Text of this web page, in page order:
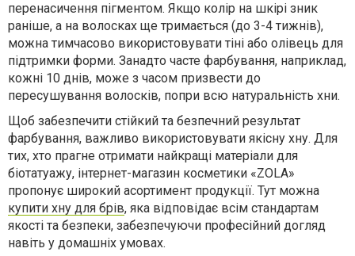
перенасичення пігментом. Якщо колір на шкірі зник
раніше, а на волосках ще тримається (до 3-4 тижнів),
можна тимчасово використовувати тіні або олівець для
підтримки форми. Занадто часте фарбування, наприклад,
кожні 10 днів, може з часом призвести до
пересушування волосків, попри всю натуральність хни.
Щоб забезпечити стійкий та безпечний результат
фарбування, важливо використовувати якісну хну. Для
тих, хто прагне отримати найкращі матеріали для
біотатуажу, інтернет-магазин косметики «ZOLA»
пропонує широкий асортимент продукції. Тут можна
купити хну для брів, яка відповідає всім стандартам
якості та безпеки, забезпечуючи професійний догляд
навіть у домашніх умовах.